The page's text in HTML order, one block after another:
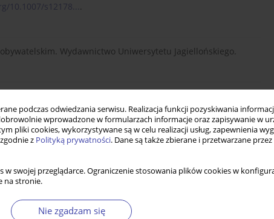
podczas odwiedzania serwisu. Realizacja funkcji pozyskiwania
wprowadzone w formularzach informacje oraz zapisywanie w
pliki cookies, wykorzystywane są w celu realizacji usług, zapewnienia
z Polityką prywatności. Dane są także zbierane i przetwarzane
w swojej przeglądarce. Ograniczenie stosowania plików cookies w
na stronie.
Nie zgadzam się
10.1007/s12178... .
Wydawnictwo Uniwersytetu Jagiellońskiego.
people with disabilities: Their right – our
of recentralization? Transylvanian Review of
participation and cultural provision in the context of